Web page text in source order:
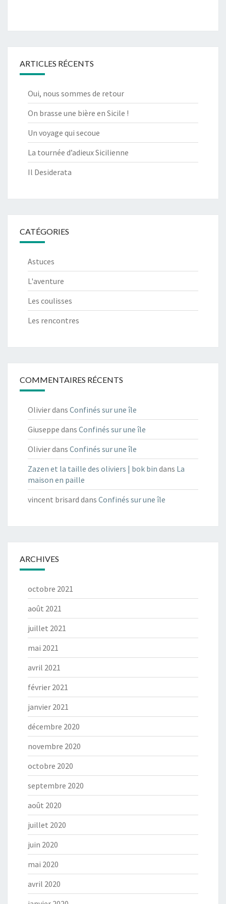
ARTICLES RÉCENTS
Oui, nous sommes de retour
On brasse une bière en Sicile !
Un voyage qui secoue
La tournée d’adieux Sicilienne
Il Desiderata
CATÉGORIES
Astuces
L'aventure
Les coulisses
Les rencontres
COMMENTAIRES RÉCENTS
Olivierdans Confinés sur une île
Giuseppe dans Confinés sur une île
Olivierdans Confinés sur une île
Zazen et la taille des oliviers | bok bin dans La
maison en paille
vincent brisard dans Confinés sur une île
ARCHIVES
octobre 2021
août 2021
juillet 2021
mai 2021
avril 2021
février 2021
janvier 2021
décembre 2020
novembre 2020
octobre 2020
septembre 2020
août 2020
juillet 2020
juin 2020
mai 2020
avril 2020